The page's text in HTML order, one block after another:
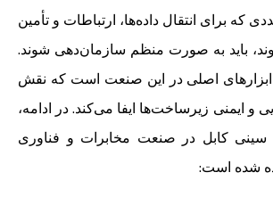
که برای انتقال داده‌ها، ارتباطات و تأمین
باید به صورت منظم سازمان‌دهی شوند.
ابزارهای اصلی در این صنعت است که نقش
و ایمنی زیرساخت‌ها ایفا می‌کند. در ادامه،
سینی کابل در صنعت مخابرات و فناوری
شده است: